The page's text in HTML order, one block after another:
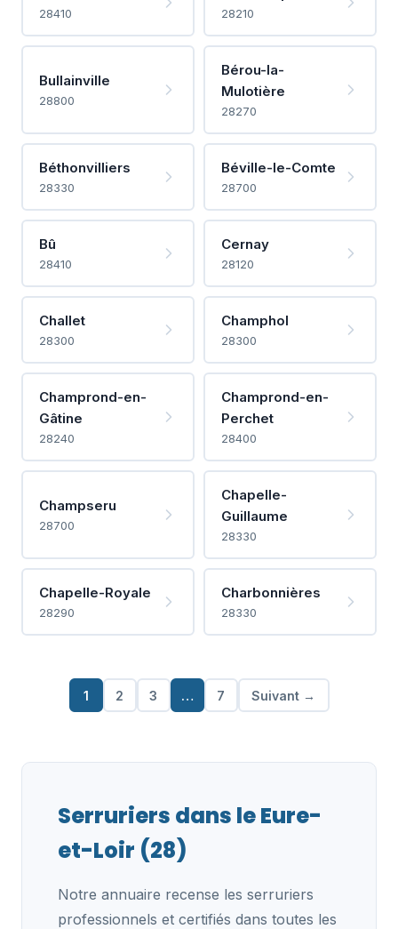
28410 28210
Bullainville
28800
Bérou-la-
Mulotière
28270
Béthonvilliers
28330
Béville-le-Comte
28700
Bû
28410
Cernay
28120
Challet
28300
Champhol
28300
Champrond-en-
Gâtine
28240
Champrond-en-
Perchet
28400
Champseru
28700
Chapelle-
Guillaume
28330
Chapelle-Royale
28290
Charbonnières
28330
1 2 3 … 7 Suivant →
Serruriers dans le Eure-
et-Loir (28)
Notre annuaire recense les serruriers
professionnels et certifiés dans toutes les